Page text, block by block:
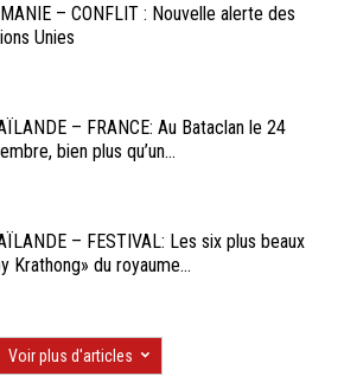
– CONFLIT : Nouvelle alerte des
Unies
– FRANCE: Au Bataclan le 24
bien plus qu’un...
– FESTIVAL: Les six plus beaux
Krathong» du royaume...
Voir plus d'articles